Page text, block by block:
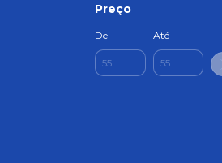
Preço
De Até